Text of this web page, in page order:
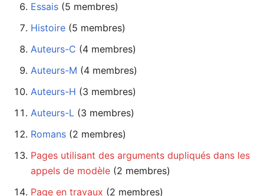
Essais ‏‎ (5 membres)
Histoire ‏‎ (5 membres)
Auteurs-C ‏‎ (4 membres)
Auteurs-M ‏‎ (4 membres)
Auteurs-H ‏‎ (3 membres)
Auteurs-L ‏‎ (3 membres)
Romans ‏‎ (2 membres)
Pages utilisant des arguments dupliqués dans les
appels de modèle ‏‎ (2 membres)
Page en travaux ‏‎ (2 membres)